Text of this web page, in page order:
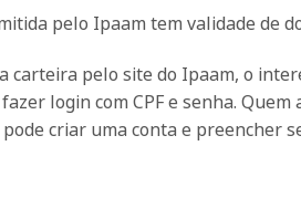
pelo Ipaam tem validade de
carteira pelo site do Ipaam, o
fazer login com CPF e senha.
pode criar uma conta e preencher